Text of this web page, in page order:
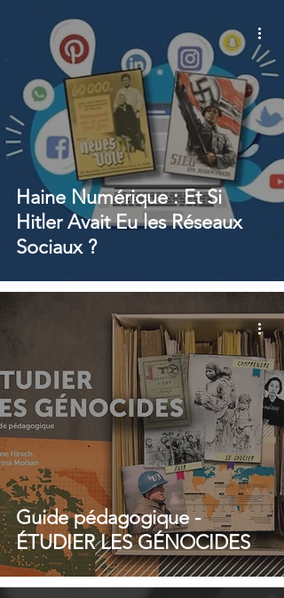
Haine Numérique : Et Si
Hitler Avait Eu les Réseaux
Sociaux ?
Guide pédagogique -
ÉTUDIER LES GÉNOCIDES